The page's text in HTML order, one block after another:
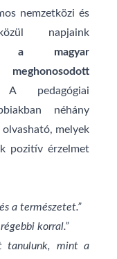
nemzetközi és
napjaink
a magyar
A pedagógiai
néhány
melyek
pozitív érzelmet
a természetet.”
korral.”
tanulunk, mint a